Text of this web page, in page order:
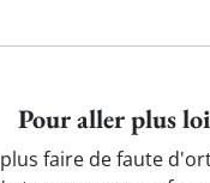
Pour aller plus
faire de faute